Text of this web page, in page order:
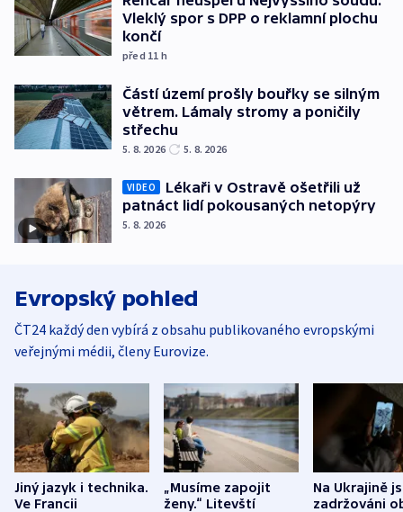
Vleklý spor s DPP o reklamní plochu
končí
před 11 h
Částí území prošly bouřky se silným
větrem. Lámaly stromy a poničily
střechu
5. 8. 2026 5. 8. 2026
VIDEO
Lékaři v Ostravě ošetřili už
patnáct lidí pokousaných netopýry
5. 8. 2026
Evropský pohled
ČT24 každý den vybírá z obsahu publikovaného evropskými
veřejnými médii, členy Eurovize.
Jiný jazyk i technika.
Ve Francii
„Musíme zapojit
ženy.“ Litevští
Na Ukrajině
zadržováni